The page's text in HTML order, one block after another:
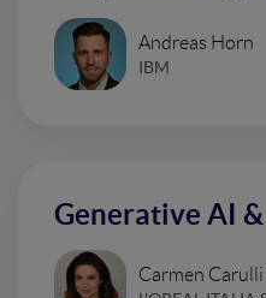
Andreas Horn
IBM
Generative AI
Carmen Carulli